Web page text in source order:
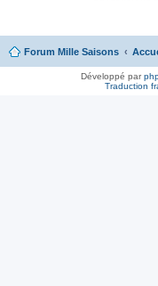
Forum Mille Saisons
Développé par
Traduction